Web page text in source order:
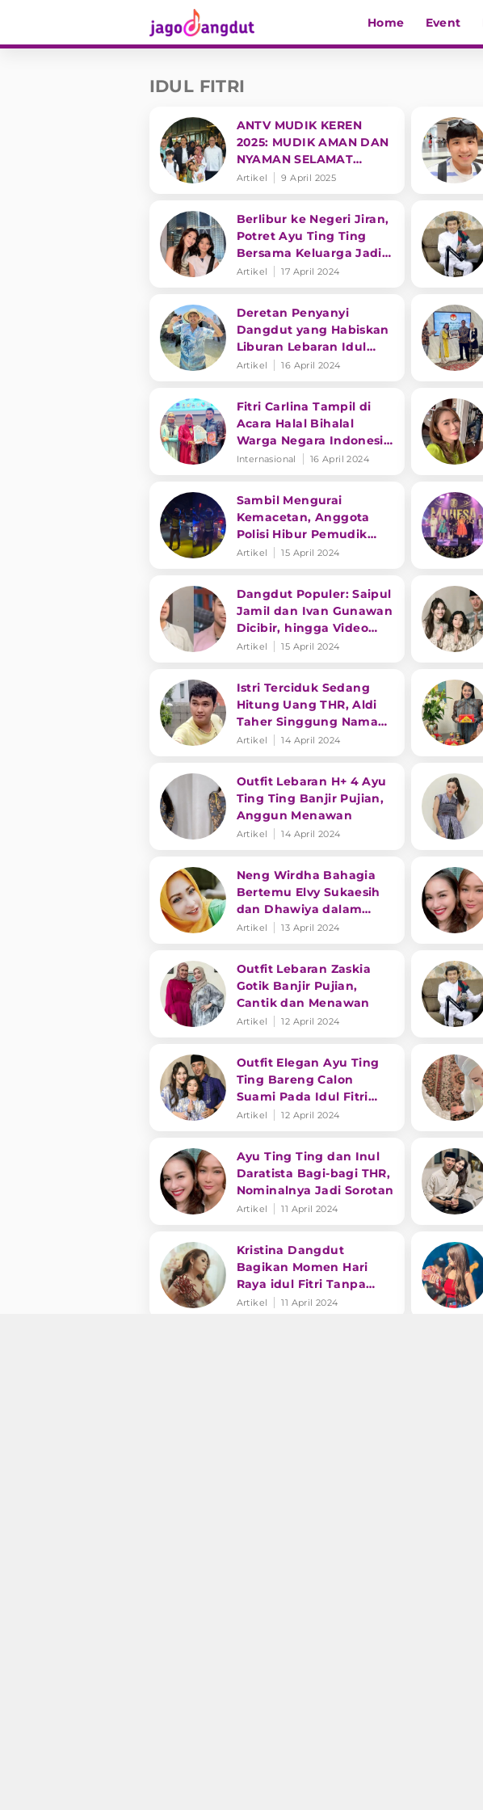
Home Event
IDUL FITRI
ANTV MUDIK KEREN
2025: MUDIK AMAN DAN
NYAMAN SELAMAT
SAMPAI TUJUAN
Artikel 9 April 2025
Berlibur ke Negeri Jiran,
Potret Ayu Ting Ting
Bersama Keluarga Jadi
Sorotan
Artikel 17 April 2024
Deretan Penyanyi
Dangdut yang Habiskan
Liburan Lebaran Idul
Fitri ke Pantai
Artikel 16 April 2024
Fitri Carlina Tampil di
Acara Halal Bihalal
Warga Negara Indonesia
di Qatar
Internasional 16 April 2024
Sambil Mengurai
Kemacetan, Anggota
Polisi Hibur Pemudik
dengan Joget Dangdut
Artikel 15 April 2024
Dangdut Populer: Saipul
Jamil dan Ivan Gunawan
Dicibir, hingga Video
Lawas Dewi Perssik
Artikel 15 April 2024
Istri Terciduk Sedang
Hitung Uang THR, Aldi
Taher Singgung Nama
Ayu Ting Ting
Artikel 14 April 2024
Outfit Lebaran H+ 4 Ayu
Ting Ting Banjir Pujian,
Anggun Menawan
Artikel 14 April 2024
Neng Wirdha Bahagia
Bertemu Elvy Sukaesih
dan Dhawiya dalam
Momen Idul Fitri 2024
Artikel 13 April 2024
Outfit Lebaran Zaskia
Gotik Banjir Pujian,
Cantik dan Menawan
Artikel 12 April 2024
Outfit Elegan Ayu Ting
Ting Bareng Calon
Suami Pada Idul Fitri
Hingga Hari ke-3
Artikel 12 April 2024
Ayu Ting Ting dan Inul
Daratista Bagi-bagi THR,
Nominalnya Jadi Sorotan
Artikel 11 April 2024
Kristina Dangdut
Bagikan Momen Hari
Raya idul Fitri Tanpa
Sang Ibu
Artikel 11 April 2024